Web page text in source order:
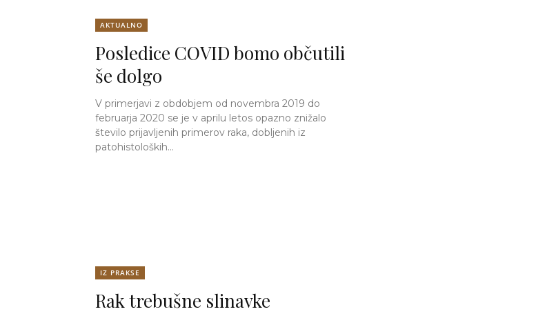
AKTUALNO
Posledice COVID bomo občutili
še dolgo
V primerjavi z obdobjem od novembra 2019 do
februarja 2020 se je v aprilu letos opazno znižalo
število prijavljenih primerov raka, dobljenih iz
patohistoloških...
IZ PRAKSE
Rak trebušne slinavke